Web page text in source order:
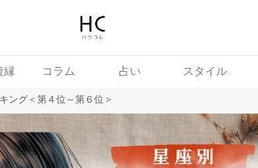
縁 コラム 占い スタイル
ング＜第４位～第６位＞